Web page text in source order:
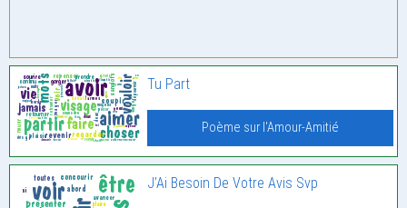
Tu Part
Poème sur l'Amour-Amitié
J’Ai Besoin De Votre Avis Svp